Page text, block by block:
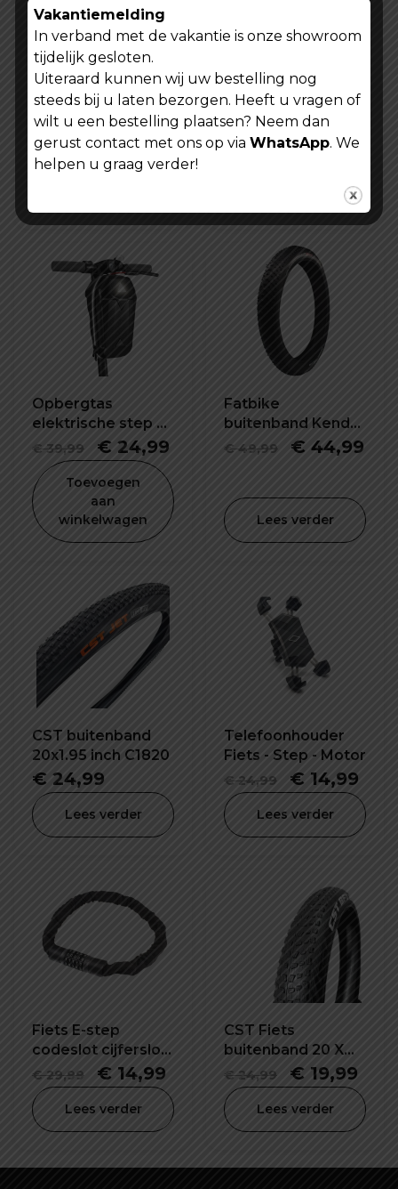
Kenda fatbike
buitenband 24X4.0
inch K1188
€39,99
Toevoegen
aan
Fiets binnenband
Kenda 26 inch X
€19,99
Opbergtas
elektrische step 5L
waterdicht en
schokbestendig
€39,99
Oorspronkelijke
was:
€ 39,99.
€ 24,99 Huidige
is:
€ 24,99.
Toevoegen
aan
winkelwagen
Fatbike
buitenband Kenda
26X4.0 inch K1188
€49,99
was:
€ 49,99.
€ 44,99
€
Lees verder
CST buitenband
20x1.95 inch C1820
€ 24,99
Lees verder
Telefoonhouder
Fiets - Step - Motor
€24,99
prijs
was:
€ 14,99
prijs
is:
Lees verder
Fiets E-step
codeslot cijferslot
57X120 mm
€29,99
Oorspronkelijke
prijs
was:
€ 14,99 Huidige
prijs
is:
Lees verder
CST Fiets
buitenband 20 X
2.40 inch
€24,99
prijs
was:
€ 19,99
prijs
is:
Lees verder
Vakantiemelding
In verband met de vakantie is onze showroom
tijdelijk gesloten.
Uiteraard kunnen wij uw bestelling nog
steeds bij u laten bezorgen. Heeft u vragen of
wilt u een bestelling plaatsen? Neem dan
gerust contact met ons op via WhatsApp. We
helpen u graag verder!